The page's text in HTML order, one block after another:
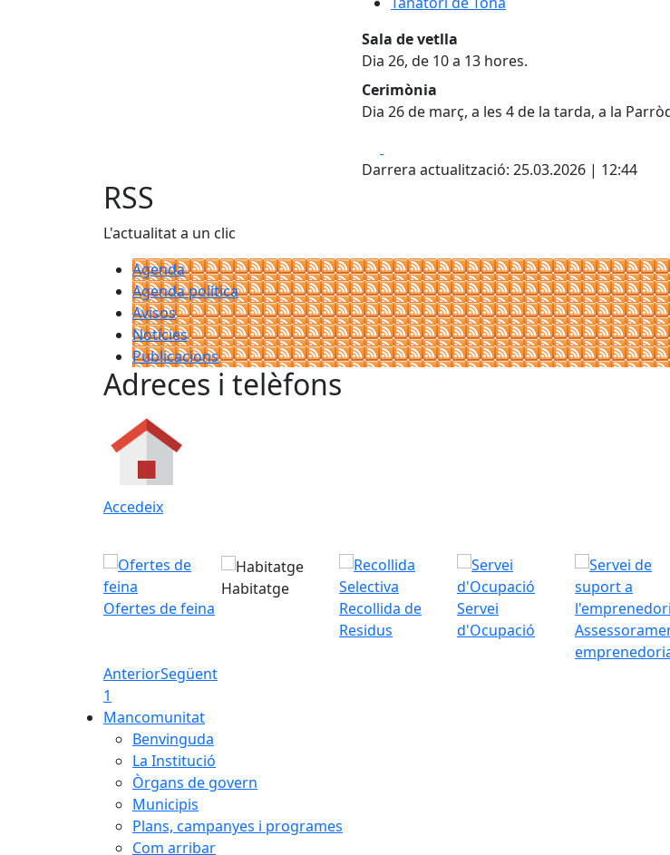
Sala de vetlla
Dia 26, de 10 a 13 hores.
Cerimònia
Dia 26 de març, a les 4 de la tarda, a la
Darrera actualització: 25.03.2026 | 12:44
RSS
L'actualitat a un clic
Agenda
Agenda política
Avisos
Notícies
Publicacions
Adreces i telèfons
Accedeix
Ofertes de feina
Habitatge
Recollida de
Residus
Servei
d'Ocupació
AnteriorSegüent
1
Mancomunitat
Benvinguda
La Institució
Òrgans de govern
Municipis
Plans, campanyes i programes
Com arribar